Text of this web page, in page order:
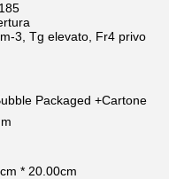
3, Tg elevato, Fr4 privo
Packaged +Cartone
* 20.00cm